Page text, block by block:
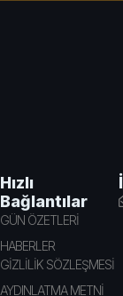
Hızlı
Bağlantılar
GÜN ÖZETLERİ
HABERLER
GİZLİLİK SÖZLEŞMESİ
AYDINLATMA METNİ